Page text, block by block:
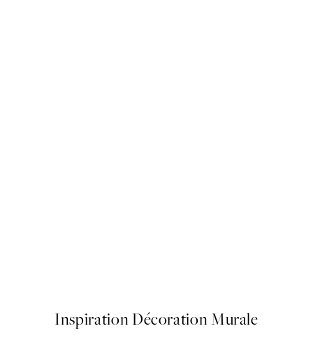
Inspiration Décoration Murale